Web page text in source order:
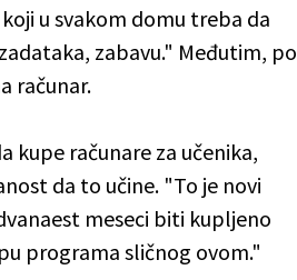
u svakom domu treba da
zabavu." Međutim, po
računar.
kupe računare za učenika,
da to učine. "To je novi
meseci biti kupljeno
programa sličnog ovom."